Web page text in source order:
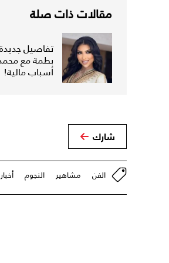
مقالات ذات صلة
تفاصيل
بطمة مع
أسباب مالية!
شارك
الفن مشاهير النجوم